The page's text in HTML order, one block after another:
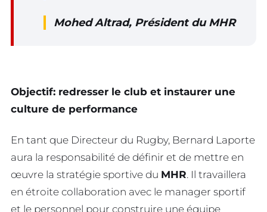
Mohed Altrad, Président du MHR
Objectif: redresser le club et instaurer une
culture de performance
En tant que Directeur du Rugby, Bernard Laporte
aura la responsabilité de définir et de mettre en
œuvre la stratégie sportive du MHR. Il travaillera
en étroite collaboration avec le manager sportif
et le personnel pour construire une équipe